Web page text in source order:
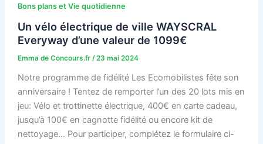
Bons plans et Vie quotidienne
Un vélo électrique de ville WAYSCRAL
Everyway d’une valeur de 1099€
Emma de Concours.fr /23 mai 2024
Notre programme de fidélité Les Ecomobilistes fête son
anniversaire ! Tentez de remporter l’un des 20 lots mis en
jeu: Vélo et trottinette électrique, 400€ en carte cadeau,
jusqu’à 100€ en cagnotte fidélité ou encore kit de
nettoyage… Pour participer, complétez le formulaire ci-